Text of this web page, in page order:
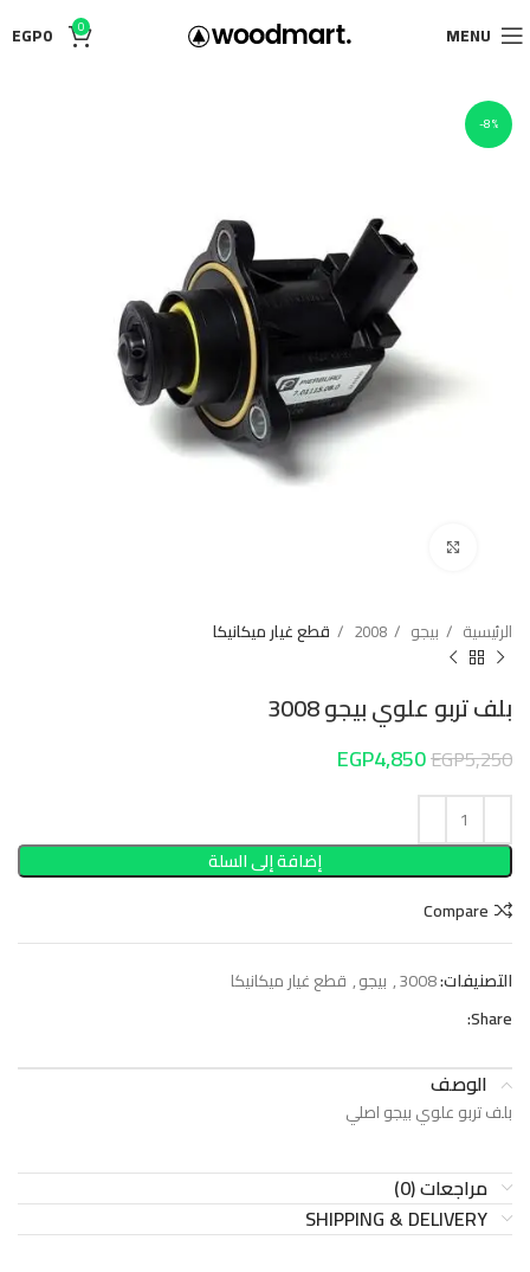
MENU
0
EGP0
-8%
الرئيسية بيجو 2008 قطع غيار ميكانيكا
بلف تربو علوي بيجو 3008
EGP5,250
EGP4,850
إضافة إلى السلة
Compare
التصنيفات:3008
, بيجو, قطع غيار ميكانيكا
Share:
الوصف
بلف تربو علوي بيجو اصلي
مراجعات (0)
SHIPPING & DELIVERY